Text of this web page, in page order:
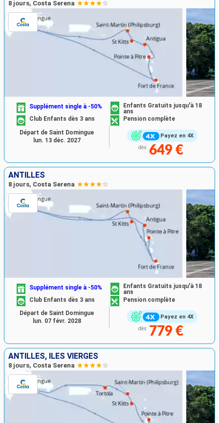
8 jours, Costa Serena
Payez en 4X
Supplément single à -50%
Enfants Gratuits jusqu'à 18
ans
Club Enfants dès 3 ans
Pension complète
dès 649 €
Départ de Saint Domingue
lun. 13 déc. 2027
ANTILLES
8 jours, Costa Serena
Payez en 4X
Supplément single à -50%
Enfants Gratuits jusqu'à 18
ans
Club Enfants dès 3 ans
Pension complète
dès 779 €
Départ de Saint Domingue
lun. 07 févr. 2028
ANTILLES, ILES VIERGES
8 jours, Costa Serena